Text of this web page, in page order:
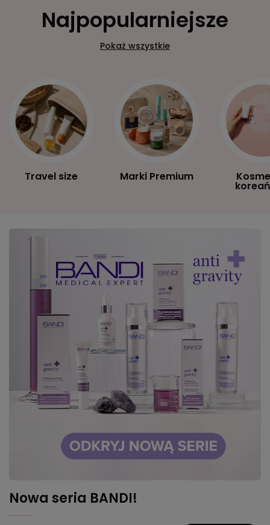
Najpopularniejsze
Pokaż wszystkie
Travel size Marki Premium
Nowa seria BANDI!